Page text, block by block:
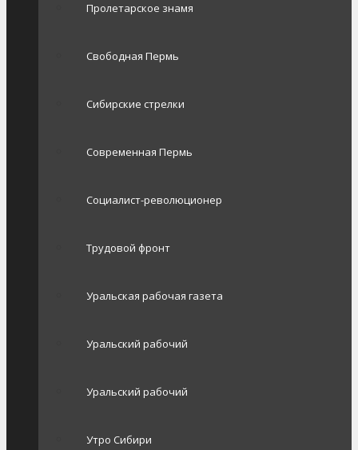
Пролетарское знамя
Свободная Пермь
Сибирские стрелки
Современная Пермь
Социалист-революционер
Трудовой фронт
Уральская рабочая газета
Уральский рабочий
Уральский рабочий
Утро Сибири